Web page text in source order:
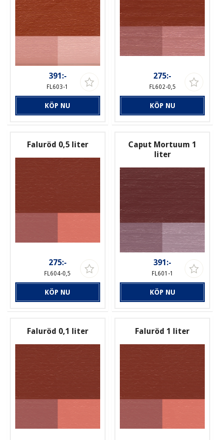
391:-
FL603-1
KÖP NU
275:-
FL602-0,5
KÖP NU
Faluröd 0,5 liter
275:-
FL604-0,5
KÖP NU
Caput Mortuum 1
liter
391:-
FL601-1
KÖP NU
Faluröd 0,1 liter Faluröd 1 liter